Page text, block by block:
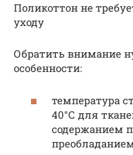
Поликоттон не
уходу
Обратить внимание
особенности:
температура
40°С для
содержанием